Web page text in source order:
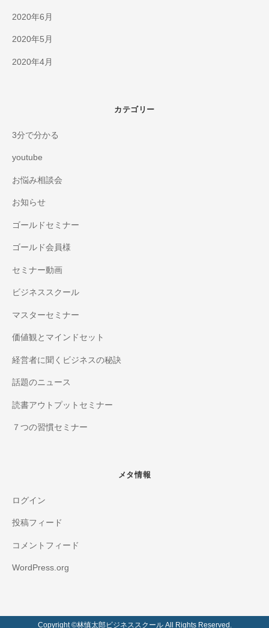
2020年6月
2020年5月
2020年4月
カテゴリー
3分で分かる
youtube
お悩み相談会
お知らせ
ゴールドセミナー
ゴールド会員様
セミナー動画
ビジネススクール
マスターセミナー
価値観とマインドセット
経営者に聞くビジネスの秘訣
話題のニュース
読書アウトプットセミナー
７つの習慣セミナー
メタ情報
ログイン
投稿フィード
コメントフィード
WordPress.org
Copyright ©️林慎太郎ビジネススクール All Rights Reserved.